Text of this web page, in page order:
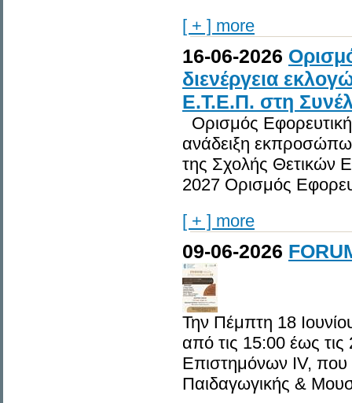
[ + ] more
16-06-2026
διενέργεια
Ε.Τ.Ε.Π. στη
Ορισμός
ανάδειξη
της Σχολής Θετικών
2027 Ορισμός
[ + ] more
09-06-2026
Την Πέμπτη 18
από τις 15:00 έως
Επιστημόνων IV, που
Παιδαγωγικής &